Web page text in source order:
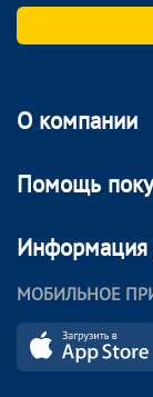
О компании
Помощь
Информация
МОБИЛЬНОЕ